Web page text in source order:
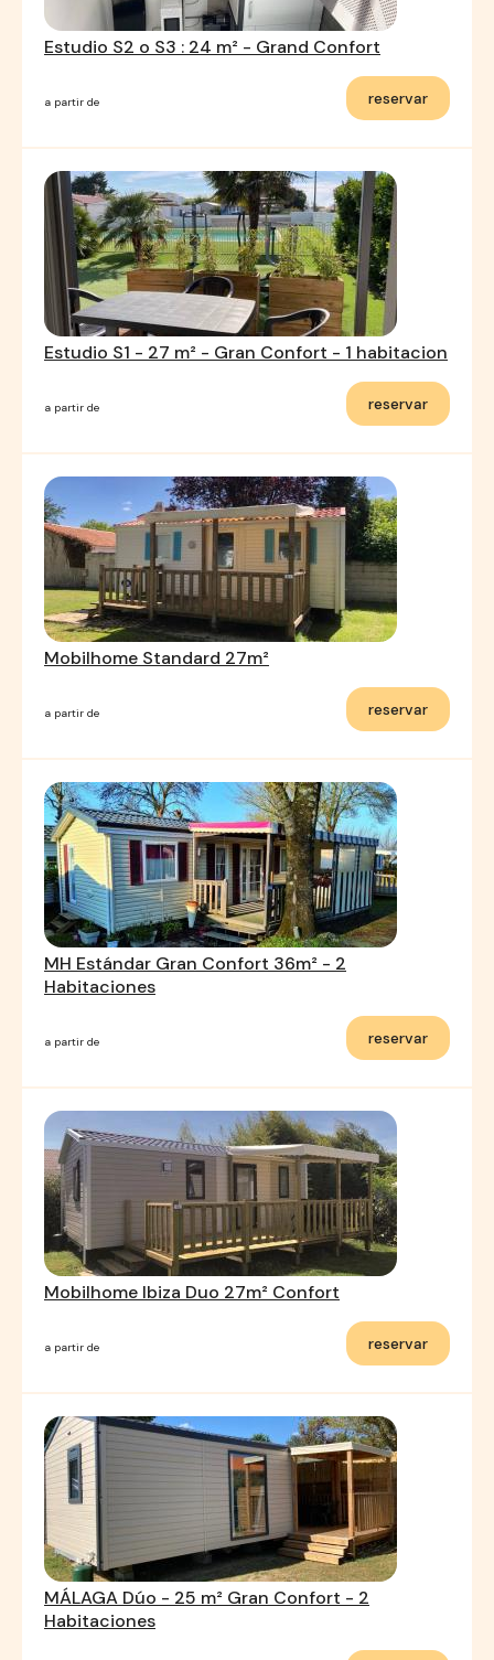
Estudio S2 o S3 : 24 m² - Grand Confort
a partir de reservar
Estudio S1 - 27 m² - Gran Confort - 1 habitacion
a partir de reservar
Mobilhome Standard 27m²
a partir de reservar
MH Estándar Gran Confort 36m² - 2
Habitaciones
a partir de reservar
Mobilhome Ibiza Duo 27m² Confort
a partir de reservar
MÁLAGA Dúo - 25 m² Gran Confort - 2
Habitaciones